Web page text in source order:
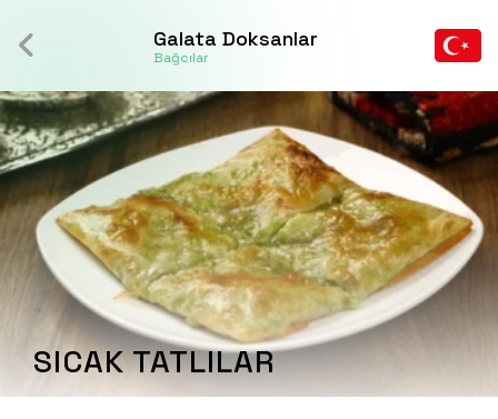
Galata Doksanlar
Bağcılar
SICAK TATLILAR